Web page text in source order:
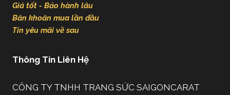
Giá tốt - Bảo hành lâu
Băn khoăn mua lần đầu
Tin yêu mãi về sau
Thông Tin Liên Hệ
CÔNG TY TNHH TRANG SỨC SAIGONCARAT